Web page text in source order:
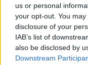
us or personal
your opt-out. You
disclosure of your
IAB’s list of
also be disclosed by
Downstream
Roberta
d'attesa
seguire
firma
in
Nata a